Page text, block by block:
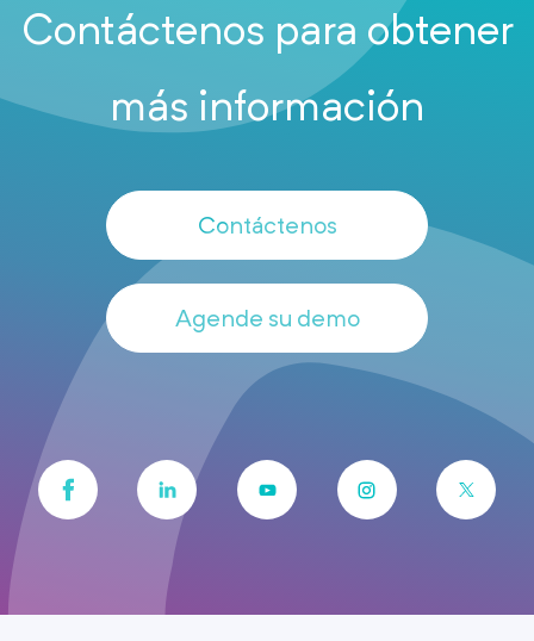
Contáctenos para obtener
más información
Contáctenos
Agende su demo